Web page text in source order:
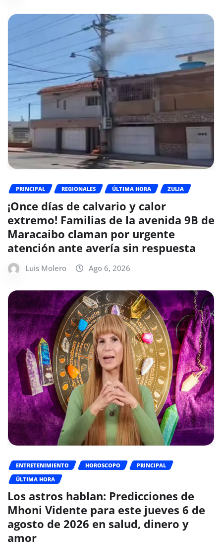
PRINCIPAL REGIONALES ÚLTIMA HORA ZULIA
¡Once días de calvario y calor
extremo! Familias de la avenida 9B de
Maracaibo claman por urgente
atención ante avería sin respuesta
Luis Molero Ago 6, 2026
ENTRETENIMIENTO HOROSCOPO
PRINCIPAL
ÚLTIMA HORA
Los astros hablan: Predicciones de
Mhoni Vidente para este jueves 6 de
agosto de 2026 en salud, dinero y
amor